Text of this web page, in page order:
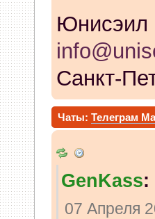
Санкт-
Чаты:Телеграм
GenKass:
07 Апреля